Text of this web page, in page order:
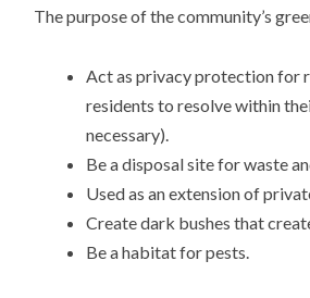
The purpose of the community’s
Act as privacy protection for
residents to resolve within
necessary).
Be a disposal site for waste
Used as an extension of
Create dark bushes that
Be a habitat for pests.